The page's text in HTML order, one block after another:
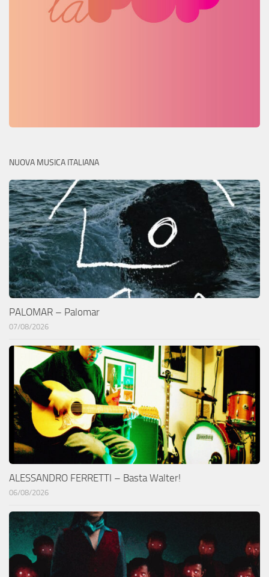
NUOVA MUSICA ITALIANA
PALOMAR – Palomar
07/08/2026
ALESSANDRO FERRETTI – Basta Walter!
06/08/2026